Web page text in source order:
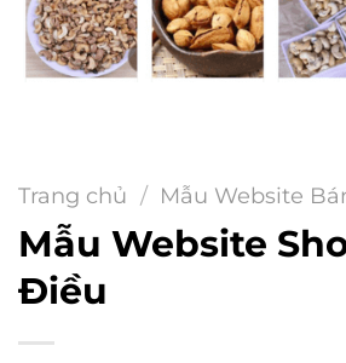
Trang chủ / Mẫu Website
Mẫu Website
Điều